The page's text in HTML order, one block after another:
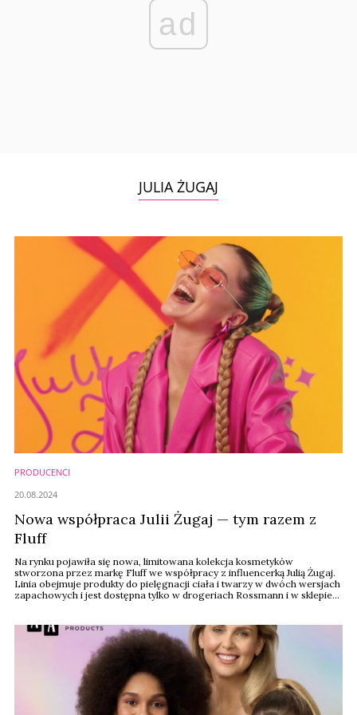
ad
JULIA ŻUGAJ
PRODUCENCI
Nowa współpraca Julii Żugaj — tym razem z
Fluff
Na rynku pojawiła się nowa, limitowana kolekcja kosmetyków
stworzona przez markę Fluff we współpracy z influencerką Julią Żugaj.
Linia obejmuje produkty do pielęgnacji ciała i twarzy w dwóch wersjach
zapachowych i jest dostępna tylko w drogeriach Rossmann i w sklepie
20.08.2024